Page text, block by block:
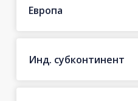
Европа
Инд. субконтинент